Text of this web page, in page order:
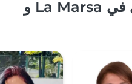
اكتشف خيارات أخرى في La Marsa و